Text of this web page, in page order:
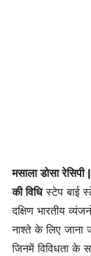
मसाला डोसा
की विधिस्टेप बाई
दक्षिण भारतीय
नाश्ते के लिए जाना
जिनमें विविधता के